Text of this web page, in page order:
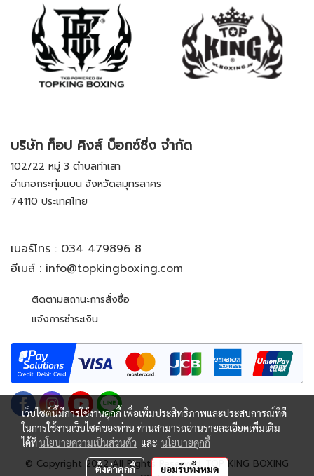
บริษัท ท็อป คิงส์ บ็อกซ์ซิ่ง จำกัด
102/22 หมู่ 3 ตำบลท่าเสา
อำเภอกระทุ่มแบน จังหวัดสมุทรสาคร
74110 ประเทศไทย
เบอร์โทร : 034 479896 8
อีเมล์ : info@topkingboxing.com
ติดตามสถานะการสั่งซื้อ
แจ้งการชำระเงิน
© Copyright 2022 All Rights Reserved. TOP KING BOXING
เว็บไซต์นี้มีการใช้งานคุกกี้ เพื่อเพิ่มประสิทธิภาพและประสบการณ์ที่ดี
ในการใช้งานเว็บไซต์ของท่าน ท่านสามารถอ่านรายละเอียดเพิ่มเติม
ได้ที่นโยบายความเป็นส่วนตัว และ นโยบายคุกกี้
ตั้งค่าคุกกี้ ยอมรับทั้งหมด